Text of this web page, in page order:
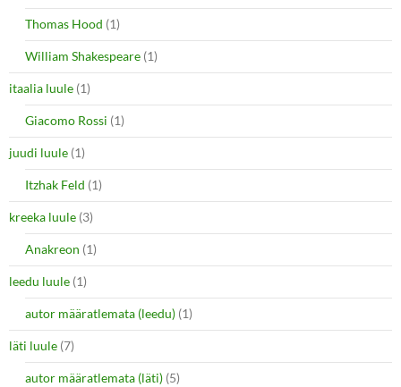
Thomas Hood (1)
William Shakespeare (1)
itaalia luule (1)
Giacomo Rossi (1)
juudi luule (1)
Itzhak Feld (1)
kreeka luule (3)
Anakreon (1)
leedu luule (1)
autor määratlemata (leedu) (1)
läti luule (7)
autor määratlemata (läti) (5)